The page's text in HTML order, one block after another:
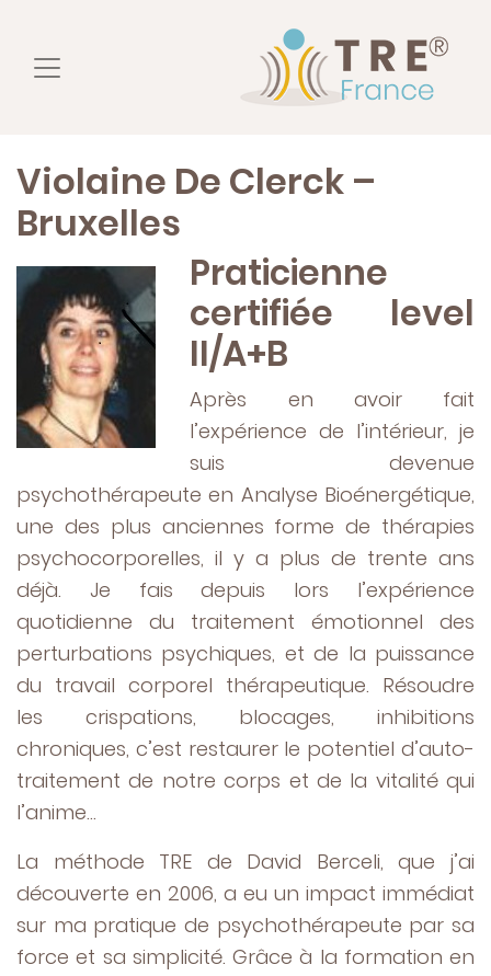
Violaine De Clerck –
Bruxelles
Praticienne
certifiée level
II/A+B
Après en avoir fait
l’expérience de l’intérieur, je
suis devenue
psychothérapeute en Analyse Bioénergétique,
une des plus anciennes forme de thérapies
psychocorporelles, il y a plus de trente ans
déjà. Je fais depuis lors l’expérience
quotidienne du traitement émotionnel des
perturbations psychiques, et de la puissance
du travail corporel thérapeutique. Résoudre
les crispations, blocages, inhibitions
chroniques, c’est restaurer le potentiel d’auto-
traitement de notre corps et de la vitalité qui
l’anime…
La méthode TRE de David Berceli, que j’ai
découverte en 2006, a eu un impact immédiat
sur ma pratique de psychothérapeute par sa
force et sa simplicité. Grâce à la formation en